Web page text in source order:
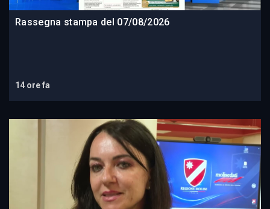
Rassegna stampa del 07/08/2026
14 ore fa